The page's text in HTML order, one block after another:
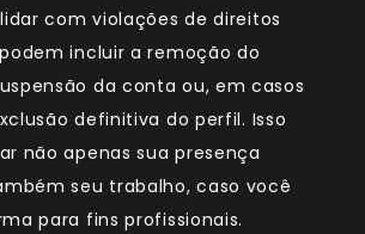
com violações de direitos
incluir a remoção do
da conta ou, em casos
definitiva do perfil. Isso
não apenas sua presença
seu trabalho, caso você
para fins profissionais.